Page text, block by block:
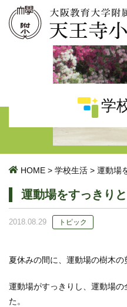
学
HOME > 学校生活 > 運動場
運動場をすっきりと
2018.08.29 トピック
夏休みの間に、運動場の樹木の
運動場がすっきりし、運動場
た。